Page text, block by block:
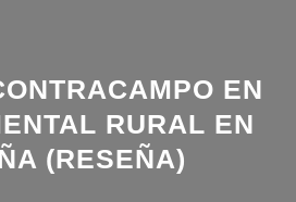
EN
RURAL EN
(RESEÑA)